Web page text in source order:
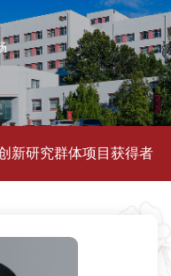
新研究群体项目获得者